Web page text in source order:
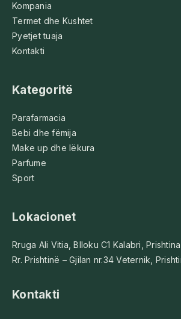
Kompania
Termet dhe Kushtet
Pyetjet tuaja
Kontakti
Kategoritë
Parafarmacia
Bebi dhe fëmija
Make up dhe lëkura
Parfume
Sport
Lokacionet
Rruga Ali Vitia, Blloku C1 Kalabri, Prishtina
Rr. Prishtinë – Gjilan nr.34 Veternik,
Kontakti